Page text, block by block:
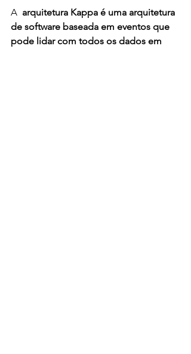
A arquitetura Kappa é uma arquitetura
de software baseada em eventos que
pode lidar com todos os dados em